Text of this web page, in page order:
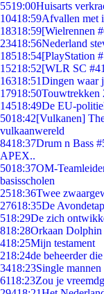
5519:00Huisarts
10418:59Afvallen met
18318:59[Wielrennen
23418:56Nederland
18518:54[PlayStation
15218:52[WLR SC
16318:51Dingen waar
17918:50Touwtrekken
14518:49De EU-
5018:42[Vulkanen]
vulkaanwereld
8418:37Drum n Bass
APEX..
5018:37OM-
basisscholen
2518:36Twee
27618:35De
518:29De zich
818:28Orkaan Dolphin
418:25Mijn testament
218:24de beheerder
3418:23Single
6118:23Zou je